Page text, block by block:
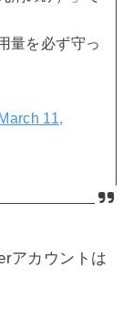
量を必ず守っ
March 11,
アカウントは